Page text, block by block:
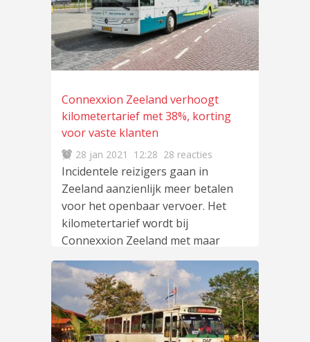
Connexxion Zeeland verhoogt
kilometertarief met 38%, korting
voor vaste klanten
28 jan 2021 12:28 28 reacties
Incidentele reizigers gaan in
Zeeland aanzienlijk meer betalen
voor het openbaar vervoer. Het
kilometertarief wordt bij
Connexxion Zeeland met maar
lees meer…